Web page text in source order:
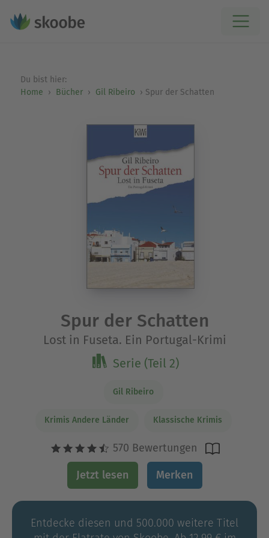
Du bist hier:
Home
Bücher Gil Ribeiro Spur der Schatten
Spur der Schatten
Lost in Fuseta. Ein Portugal-Krimi
Serie (Teil 2)
Gil Ribeiro
Krimis Andere Länder Klassische Krimis
570 Bewertungen
Jetzt lesen Merken
Entdecke diesen und 500.000 weitere Titel